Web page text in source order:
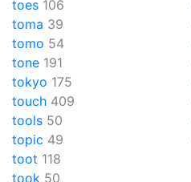
toes 106
toma 39
tomo 54
tone 191
tokyo 175
touch 409
tools 50
topic 49
toot 118
took 50